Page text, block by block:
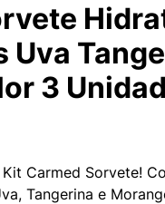
Uva
3
Carmed Sorvete!
Tangerina e